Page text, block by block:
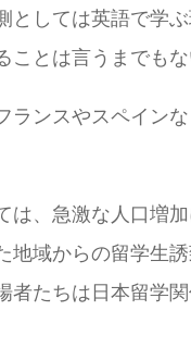
しては英語で学
とは言うまでもな
ンスやスペイン
、急激な人口増
域からの留学生誘
たちは日本留学